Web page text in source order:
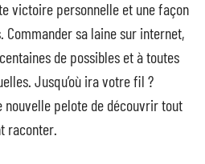
victoire personnelle et une façon
Commander sa laine sur internet,
de possibles et à toutes
Jusqu’où ira votre fil ?
nouvelle pelote de découvrir tout
raconter.